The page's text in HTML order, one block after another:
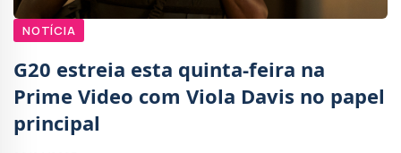
NOTÍCIA
G20 estreia esta quinta-feira na
Prime Video com Viola Davis no papel
principal